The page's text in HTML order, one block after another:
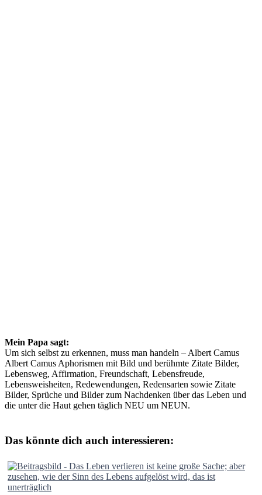
Mein Papa sagt:
Um sich selbst zu erkennen, muss man handeln – Albert Camus
Albert Camus Aphorismen mit Bild und berühmte Zitate Bilder,
Lebensweg, Affirmation, Freundschaft, Lebensfreude,
Lebensweisheiten, Redewendungen, Redensarten sowie Zitate
Bilder, Sprüche und Bilder zum Nachdenken über das Leben und
die unter die Haut gehen täglich NEU um NEUN.
Das könnte dich auch interessieren: